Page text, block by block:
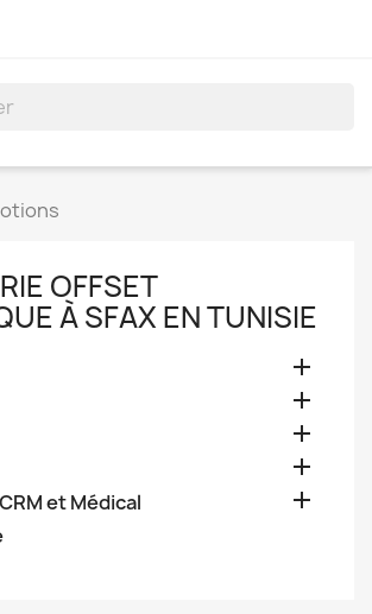
OFFSET
À SFAX EN TUNISIE




et Médical 